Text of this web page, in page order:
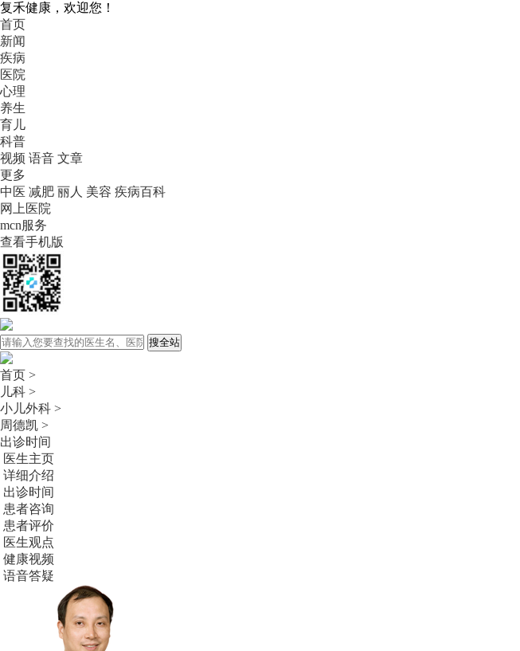
复禾健康，欢迎您！
首页
新闻
疾病
医院
心理
养生
育儿
科普
视频 语音 文章
更多
中医 减肥 丽人 美容 疾病百科
网上医院
mcn服务
查看手机版
搜全站
首页 >
儿科 >
小儿外科 >
周德凯 >
出诊时间
医生主页
详细介绍
出诊时间
患者咨询
患者评价
医生观点
健康视频
语音答疑